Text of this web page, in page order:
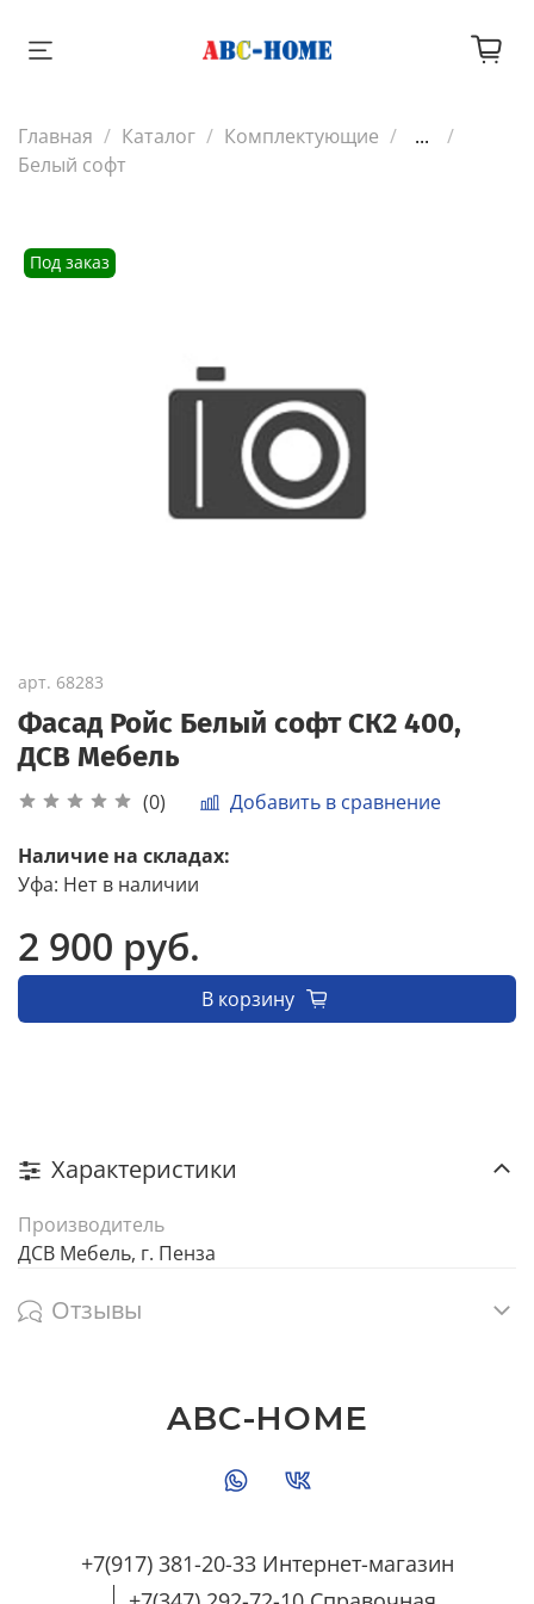
Главная Каталог Комплектующие
...
Белый софт
Под заказ
арт. 68283
Фасад Ройс Белый софт СК2 400,
ДСВ Мебель
(0) Добавить в сравнение
Наличие на складах:
Уфа: Нет в наличии
2 900 руб.
В корзину
Характеристики
Производитель
ДСВ Мебель, г. Пенза
Отзывы
+7(917) 381-20-33 Интернет-магазин
ABC-HOME